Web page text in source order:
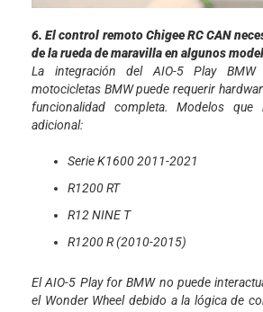
6. El control remoto Chigee RC CAN
de la rueda de maravilla en algunos
La integración del AIO-5 Play BMW
motocicletas BMW puede requerir
funcionalidad completa. Modelos que
adicional:
Serie K1600 2011-2021
R1200 RT
R12 NINE T
R1200 R (2010-2015)
El AIO-5 Play for BMW no puede
el Wonder Wheel debido a la lógica de